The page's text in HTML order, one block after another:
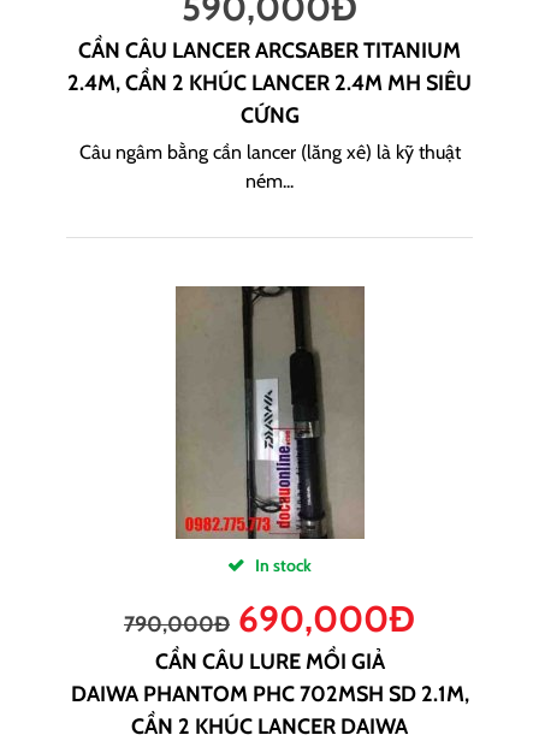
CẦN CÂU LANCER ARCSABER TITANIUM
2.4M, CẦN 2 KHÚC LANCER 2.4M MH SIÊU
CỨNG
Câu ngâm bằng cần lancer (lăng xê) là kỹ thuật
ném...
In stock
790,000Đ 690,000Đ
CẦN CÂU LURE MỒI GIẢ
DAIWA PHANTOM PHC 702MSH SD 2.1M,
CẦN 2 KHÚC LANCER DAIWA